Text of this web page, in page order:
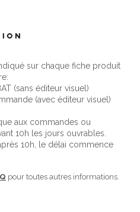
sur chaque fiche produit
(sans éditeur visuel)
(avec éditeur visuel)
aux commandes ou
10h les jours ouvrables.
10h, le délai commence
pour toutes autres informations.